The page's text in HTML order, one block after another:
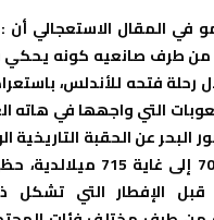
في المقال الاستعجالي
طرف صانعيه كونه يحكي
رحلة فتحه للأندلس،
التي واجھھا في ھاته
ھجرية و 709 إلى غاية
الإفطار التي تشكل